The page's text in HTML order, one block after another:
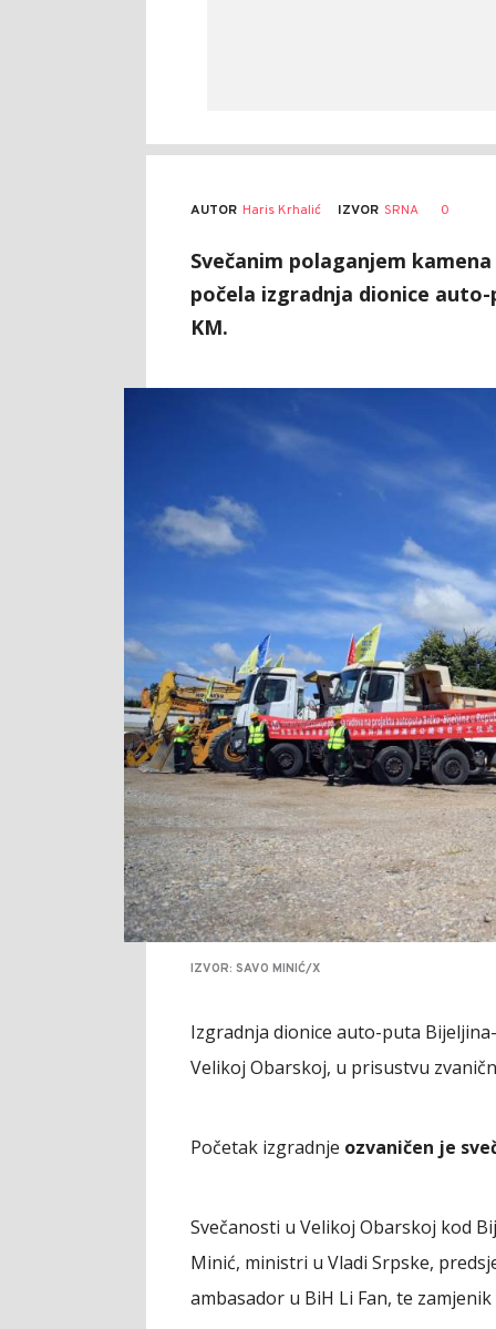
AUTOR Haris Krhalić IZVOR SRNA 0
Svečanim polaganjem
počela izgradnja dionice
KM.
IZVOR: SAVO MINIĆ/X
Izgradnja dionice auto-puta
Velikoj Obarskoj, u prisustvu
Početak izgradnje ozvaničen je
Svečanosti u Velikoj Obarskoj kod
Minić, ministri u Vladi Srpske,
ambasador u BiH Li Fan, te